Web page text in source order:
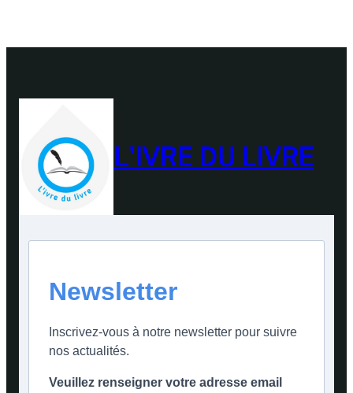
L'IVRE DU LIVRE
Newsletter
Inscrivez-vous à notre newsletter pour suivre
nos actualités.
Veuillez renseigner votre adresse email